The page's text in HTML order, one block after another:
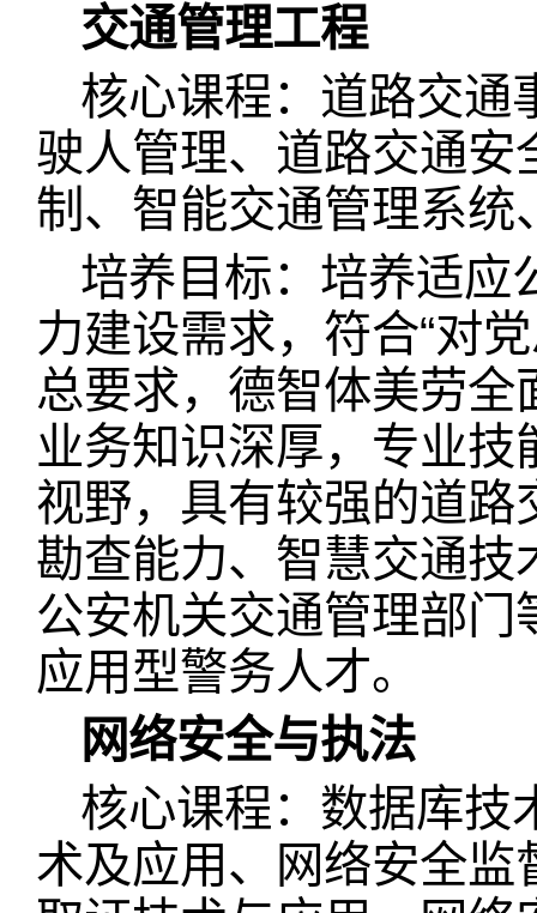
交通管理工程
核心课程：道路交通
驶人管理、道路交通
制、智能交通管理系
培养目标：培养适应
力建设需求，符合“对
总要求，德智体美劳
业务知识深厚，专业
视野，具有较强的道
勘查能力、智慧交通
公安机关交通管理部
应用型警务人才。
网络安全与执法
核心课程：数据库技
术及应用、网络安全